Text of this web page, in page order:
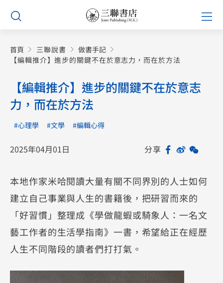
Skip
首頁 三聯說書
做書手記
【編輯推介】進步的關鍵不在於意志力，而在於方法
【編輯推介】進步的關鍵不在於意志
力，而在於方法
#心理學 #文學 #編輯心得
2025年04月01日 分享 Facebook
Sina
本地作家米哈閱讀大量有關不同界別的人士如何
建立自己事業與人生的書籍後，把研習而來的
「好習慣」整理成《學做龍蝦或騎象人：一名文
藝工作者的生活學指南》一書，希望給正在經歷
人生不同階段的讀者們打打氣。